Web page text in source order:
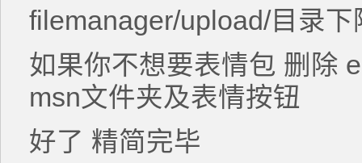
filemanager/upload/目录
如果你不想要表情包 删除
msn文件夹及表情按钮
好了 精简完毕